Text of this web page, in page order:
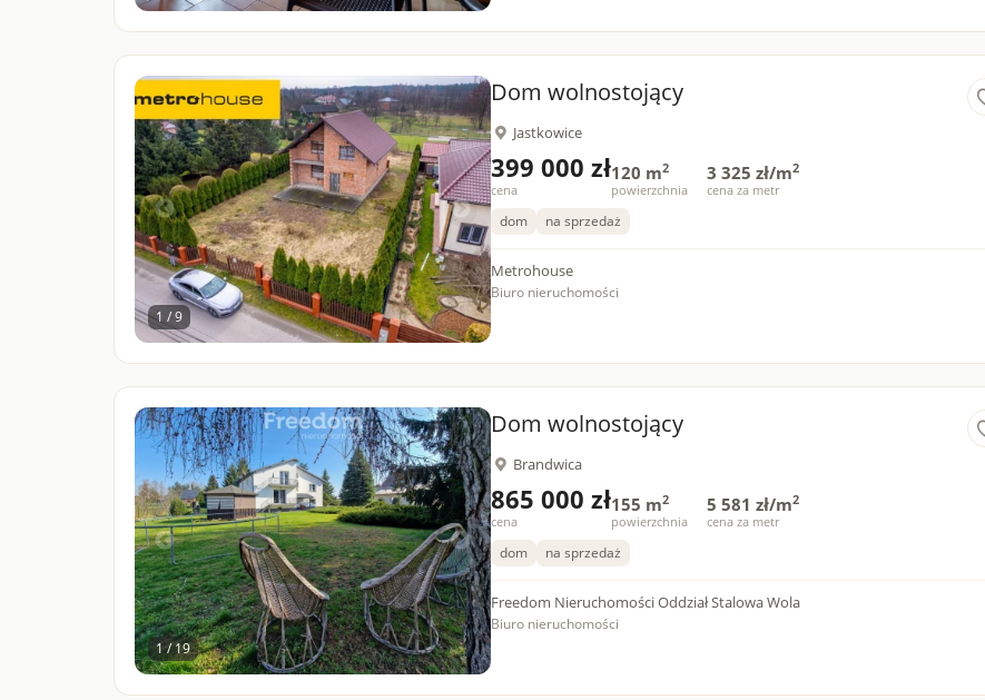
1 / 9
Dom wolnostojący
Jastkowice
399 000 zł
cena
120 m2
powierzchnia
3 325 zł/m2
cena za metr
dom na sprzedaż
Metrohouse
Biuro nieruchomości
1 / 19
Dom wolnostojący
Brandwica
865 000 zł
cena
155 m2
powierzchnia
5 581 zł/m2
cena za metr
dom na sprzedaż
Freedom Nieruchomości Oddział Stalowa Wola
Biuro nieruchomości